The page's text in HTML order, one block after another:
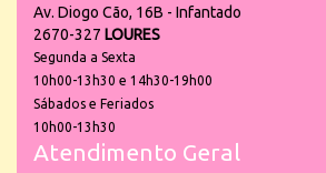
Av. Diogo Cão, 16B - Infantado
2670-327 LOURES
Segunda a Sexta
10h00-13h30 e 14h30-19h00
Sábados e Feriados
10h00-13h30
Atendimento Geral